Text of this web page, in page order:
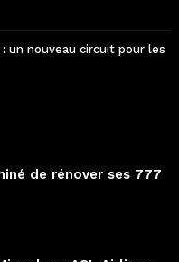
un nouveau circuit pour les
de rénover ses 777